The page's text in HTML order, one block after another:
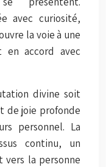
avec curiosité,
la voie à une
en accord avec
divine soit
de joie profonde
personnel. La
continu, un
vers la personne